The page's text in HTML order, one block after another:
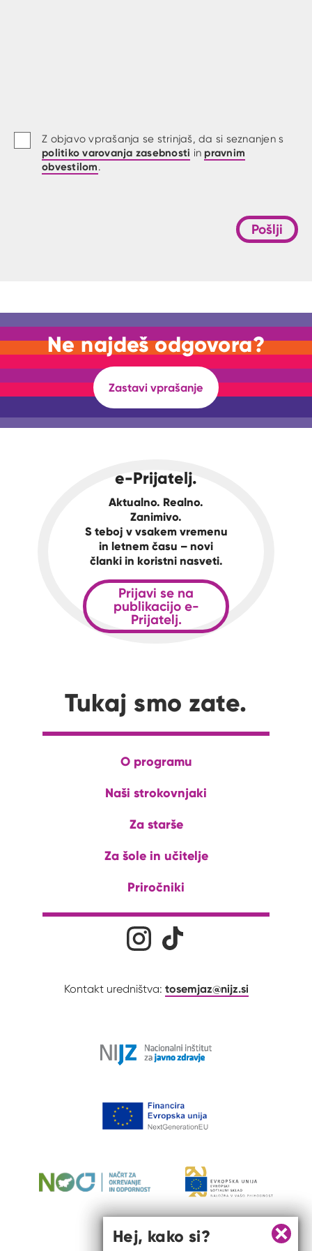
Z objavo vprašanja se strinjaš, da si seznanjen s
politiko varovanja zasebnosti in pravnim
obvestilom.
Pošlji
Ne najdeš odgovora?
Zastavi vprašanje
e-Prijatelj.
Aktualno. Realno.
Zanimivo.
S teboj v vsakem vremenu
in letnem času – novi
članki in koristni nasveti.
Prijavi se na
publikacijo e-
Prijatelj.
Tukaj smo zate.
O programu
Naši strokovnjaki
Za starše
Za šole in učitelje
Priročniki
Družabna omrežja
Kontakt uredništva: tosemjaz@nijz.si
Zapri
Hej, kako si?